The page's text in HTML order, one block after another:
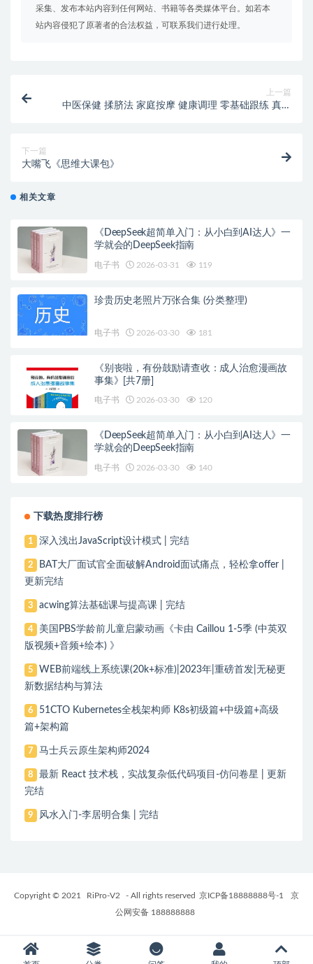
采集、发布本站内容到任何网站、书籍等各类媒体平台。如若本
站内容侵犯了原著者的合法权益，可联系我们进行处理。
上一篇
中医保健 揉脐法 家庭按摩 健康调理 零基础跟练 真人
下一篇
大嘴飞《思维大课包》
相关文章
《DeepSeek超简单入门：从小白到AI达人》一
学就会的DeepSeek指南
电子书 2026-03-31 119
珍贵历史老照片万张合集 (分类整理)
电子书 2026-03-30 181
《别丧啦，有份鼓励请查收：成人治愈漫画故
事集》[共7册]
电子书 2026-03-30 120
《DeepSeek超简单入门：从小白到AI达人》一
学就会的DeepSeek指南
电子书 2026-03-30 140
下载热度排行榜
1 深入浅出JavaScript设计模式 | 完结
2
BAT大厂面试官全面破解Android面试痛点，轻松拿offer |
更新完结
3 acwing算法基础课与提高课 | 完结
4
美国PBS学龄前儿童启蒙动画《卡由 Caillou 1-5季 (中英双
版视频+音频+绘本) 》
5
WEB前端线上系统课(20k+标准)|2023年|重磅首发|无秘更
新数据结构与算法
6
51CTO Kubernetes全栈架构师 K8s初级篇+中级篇+高级
篇+架构篇
7 马士兵云原生架构师2024
8
最新 React 技术栈，实战复杂低代码项目-仿问卷星 | 更新
完结
9 风水入门-李居明合集 | 完结
Copyright © 2021 RiPro-V2 - All rights reserved 京ICP备18888888号-1
京
公网安备 188888888